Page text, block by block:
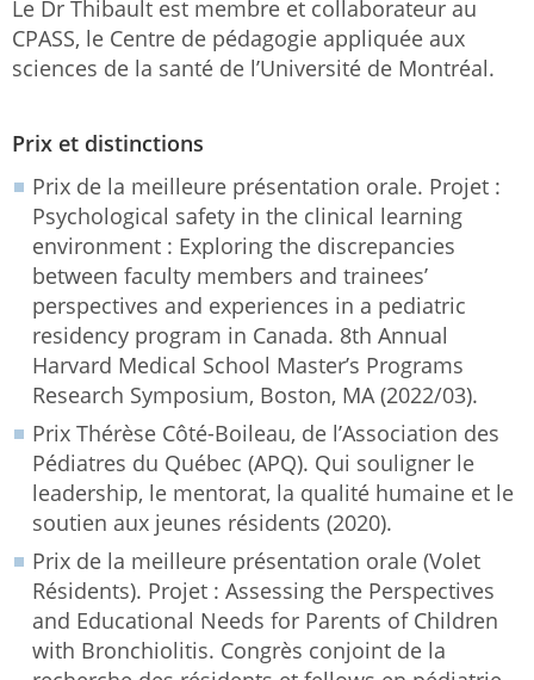
Le Dr Thibault est membre et collaborateur au
CPASS, le Centre de pédagogie appliquée aux
sciences de la santé de l’Université de Montréal.
Prix et distinctions
Prix de la meilleure présentation orale. Projet :
Psychological safety in the clinical learning
environment : Exploring the discrepancies
between faculty members and trainees’
perspectives and experiences in a pediatric
residency program in Canada. 8th Annual
Harvard Medical School Master’s Programs
Research Symposium, Boston, MA (2022/03).
Prix Thérèse Côté-Boileau, de l’Association des
Pédiatres du Québec (APQ). Qui souligner le
leadership, le mentorat, la qualité humaine et le
soutien aux jeunes résidents (2020).
Prix de la meilleure présentation orale (Volet
Résidents). Projet : Assessing the Perspectives
and Educational Needs for Parents of Children
with Bronchiolitis. Congrès conjoint de la